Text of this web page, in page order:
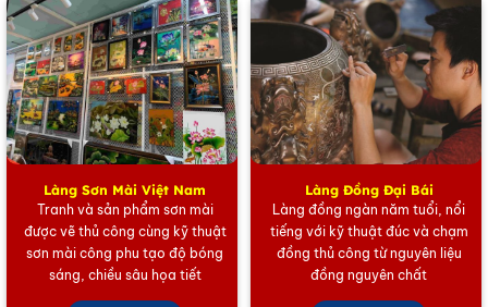
Làng Sơn Mài Việt Nam
Tranh và sản phẩm sơn mài
được vẽ thủ công cùng kỹ thuật
sơn mài công phu tạo độ bóng
sáng, chiều sâu họa tiết
Làng Đồng Đại Bái
Làng đồng ngàn năm tuổi, nổi
tiếng với kỹ thuật đúc và chạm
đồng thủ công từ nguyên liệu
đồng nguyên chất